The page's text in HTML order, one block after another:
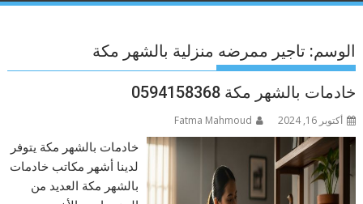
الوسم: تاجير ممرضه منزلية بالشهر مكة
خادمات بالشهر مكة 0594158368
أكتوبر 16, 2024 Fatma Mahmoud
خادمات بالشهر مكة يتوفر
لدينا أشهر مكاتب خادمات
بالشهر مكة العديد من